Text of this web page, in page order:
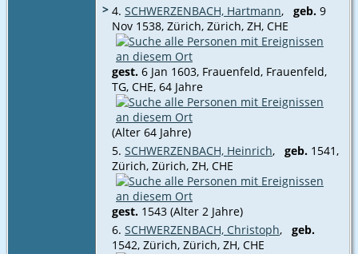
> 4. SCHWERZENBACH, Hartmann, geb. 9
Nov 1538, Zürich, Zürich, ZH, CHE‎
gest. 6 Jan 1603, Frauenfeld, Frauenfeld,
TG, CHE‎, 64 Jahre
(Alter 64 Jahre)
5. SCHWERZENBACH, Heinrich, geb. 1541,
Zürich, Zürich, ZH, CHE
gest. 1543 (Alter 2 Jahre)
6. SCHWERZENBACH, Christoph, geb.
1542, Zürich, Zürich, ZH, CHE